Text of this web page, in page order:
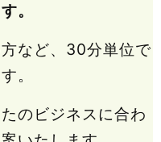
。
など、30分単位で
。
のビジネスに合わ